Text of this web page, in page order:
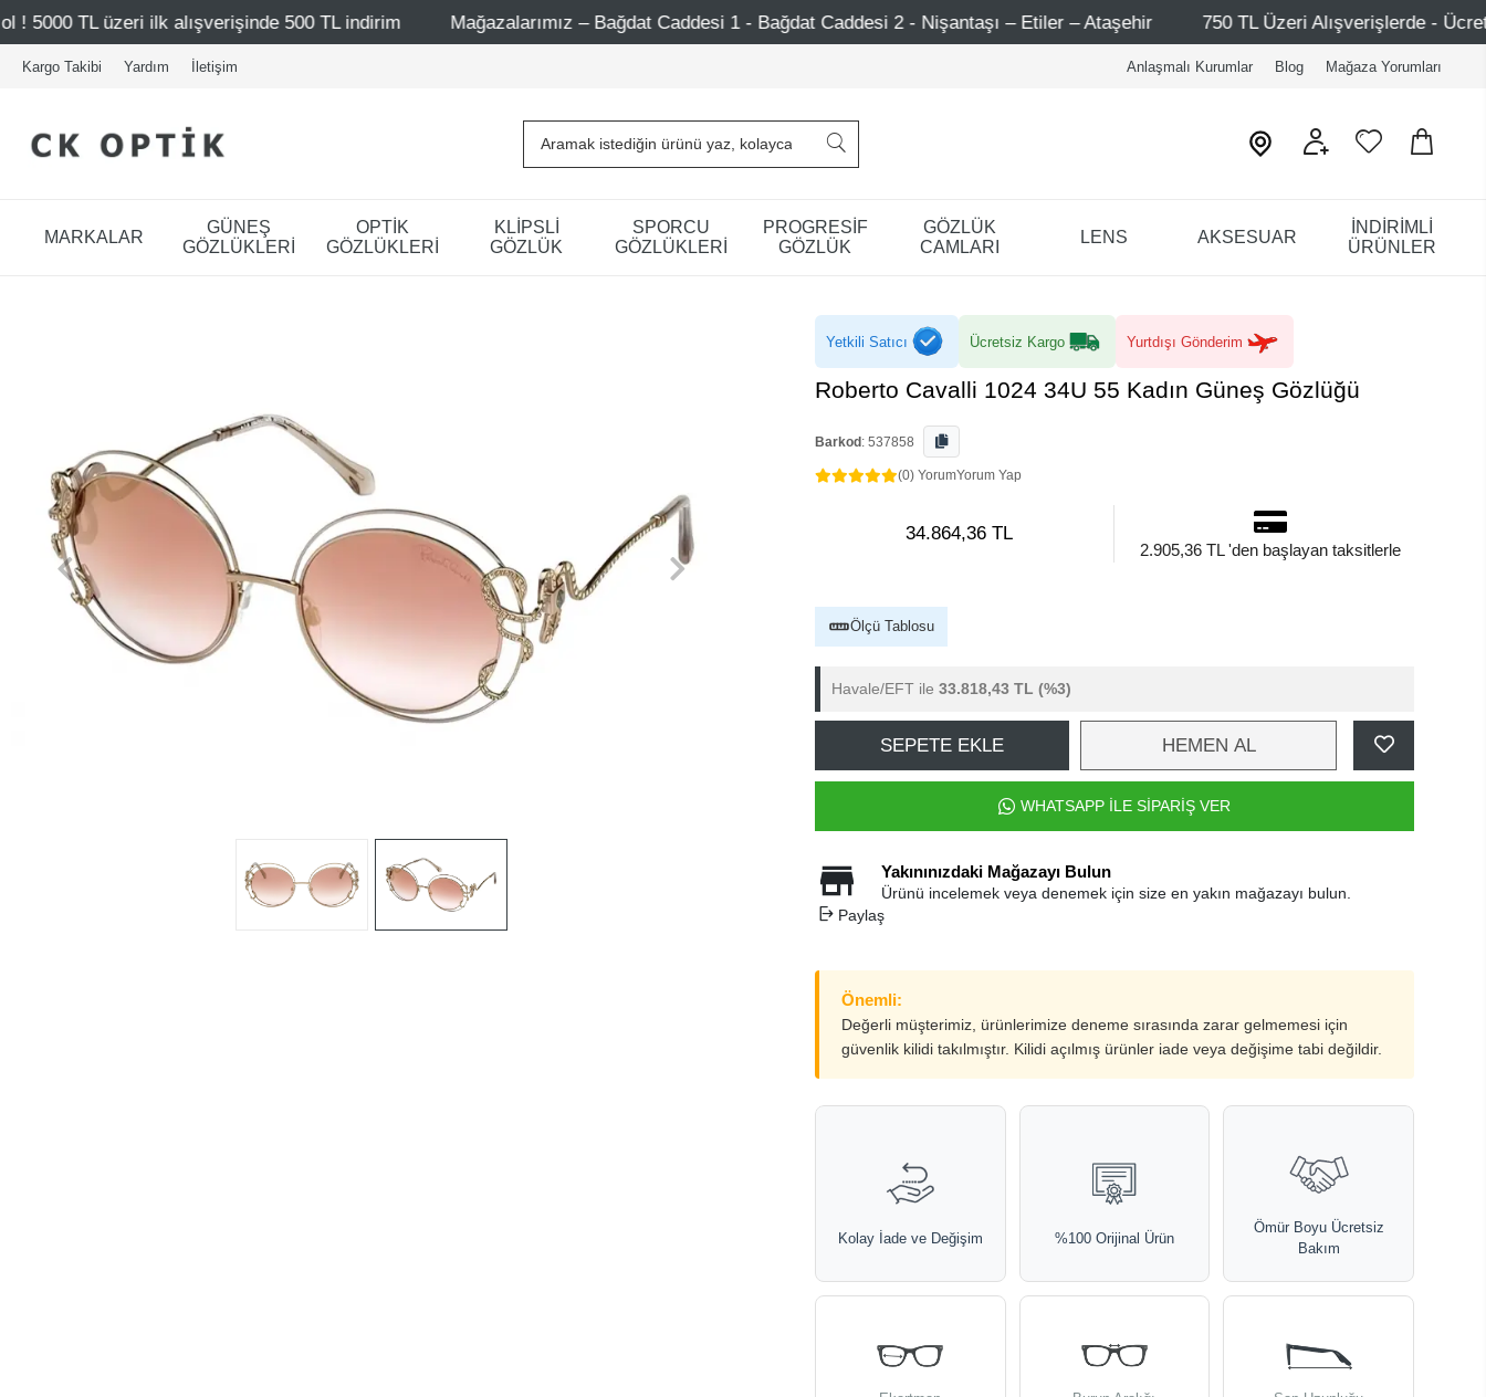
alışverişinde 500 TL indirim Mağazalarımız – Bağdat Caddesi 1 - Bağdat Caddesi 2 - Nişantaşı – Etiler – Ataşehir 750 TL Üzeri Alışverişlerde - Ücretsiz Kargo
Kargo Takibi Yardım İletişim Anlaşmalı Kurumlar Blog Mağaza Yorumları
MARKALAR
GÜNEŞ
GÖZLÜKLERİ
OPTİK
GÖZLÜKLERİ
KLİPSLİ
GÖZLÜK
SPORCU
GÖZLÜKLERİ
PROGRESİF
GÖZLÜK
GÖZLÜK
CAMLARI
LENS AKSESUAR
İNDİRİMLİ
ÜRÜNLER
Yetkili Satıcı Ücretsiz Kargo Yurtdışı Gönderim
Roberto Cavalli 1024 34U 55 Kadın Güneş Gözlüğü
Barkod : 537858
(0) YorumYorum Yap
34.864,36 TL
2.905,36 TL 'den başlayan taksitlerle
Ölçü Tablosu
Havale/EFT ile 33.818,43 TL (%3)
SEPETE EKLE HEMEN AL
WHATSAPP İLE SİPARİŞ VER
Yakınınızdaki Mağazayı Bulun
Ürünü incelemek veya denemek için size en yakın mağazayı bulun.
Paylaş
Önemli:
Değerli müşterimiz, ürünlerimize deneme sırasında zarar gelmemesi için
güvenlik kilidi takılmıştır. Kilidi açılmış ürünler iade veya değişime tabi değildir.
Kolay İade ve Değişim %100 Orijinal Ürün
Ömür Boyu Ücretsiz
Bakım